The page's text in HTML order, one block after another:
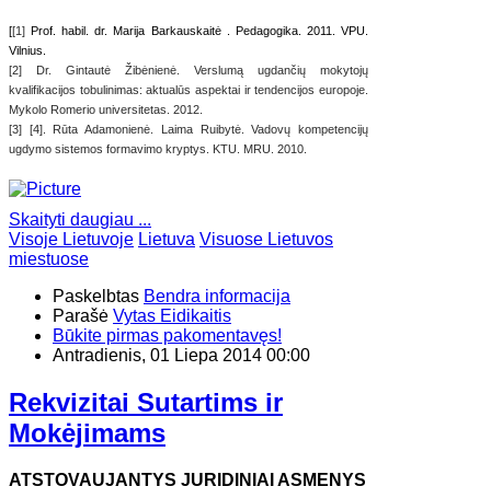
[[1]Prof. habil. dr. Marija Barkauskaitė . Pedagogika. 2011. VPU.
Vilnius.
[2] Dr. Gintautė Žibėnienė. Verslumą ugdančių mokytojų
kvalifikacijos tobulinimas: aktualūs aspektai ir tendencijos europoje.
Mykolo Romerio universitetas. 2012.
[3] [4]. Rūta Adamonienė. Laima Ruibytė. Vadovų kompetencijų
ugdymo sistemos formavimo kryptys. KTU. MRU. 2010.
Skaityti daugiau ...
Visoje Lietuvoje Lietuva Visuose Lietuvos
miestuose
Paskelbtas Bendra informacija
Parašė Vytas Eidikaitis
Būkite pirmas pakomentavęs!
Antradienis, 01 Liepa 2014 00:00
Rekvizitai Sutartims ir
Mokėjimams
ATSTOVAUJANTYS JURIDINIAI ASMENYS